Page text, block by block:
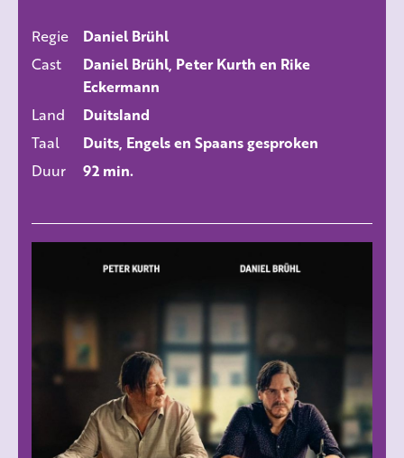
Regie
Daniel Brühl
Cast
Daniel Brühl, Peter Kurth en Rike
Eckermann
Land
Duitsland
Taal
Duits, Engels en Spaans gesproken
Duur
92 min.